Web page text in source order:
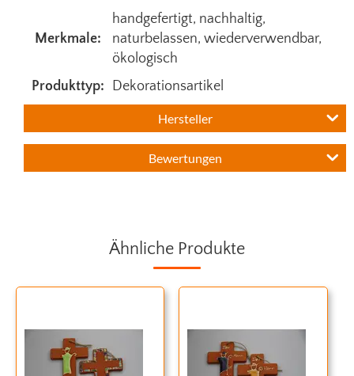
Merkmale:
handgefertigt, nachhaltig,
naturbelassen, wiederverwendbar,
ökologisch
Produkttyp:
Dekorationsartikel
Hersteller
Bewertungen
Ähnliche Produkte